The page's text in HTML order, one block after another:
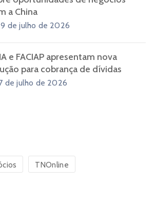
a China
de julho de 2026
e FACIAP apresentam nova
para cobrança de dívidas
de julho de 2026
TNOnline